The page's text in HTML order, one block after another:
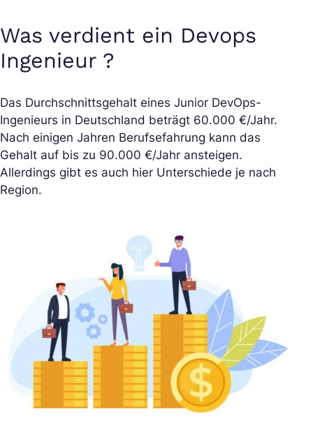
Was verdient ein Devops
Ingenieur ?
Das Durchschnittsgehalt eines Junior DevOps-
Ingenieurs in Deutschland beträgt 60.000 €/Jahr.
Nach einigen Jahren Berufsefahrung kann das
Gehalt auf bis zu 90.000 €/Jahr ansteigen.
Allerdings gibt es auch hier Unterschiede je nach
Region.